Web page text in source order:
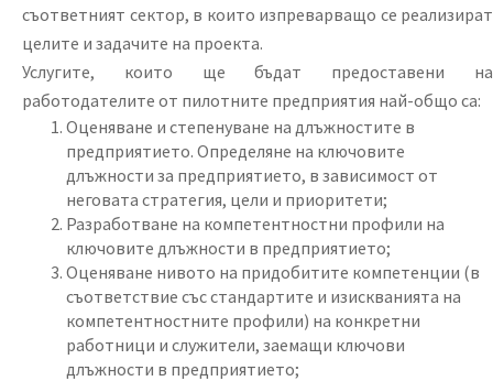
съответният сектор, в които изпреварващо се реализират
целите и задачите на проекта.
Услугите, които ще бъдат предоставени на
работодателите от пилотните предприятия най-общо са:
Оценяване и степенуване на длъжностите в
предприятието. Определяне на ключовите
длъжности за предприятието, в зависимост от
неговата стратегия, цели и приоритети;
Разработване на компетентностни профили на
ключовите длъжности в предприятието;
Оценяване нивото на придобитите компетенции (в
съответствие със стандартите и изискванията на
компетентностните профили) на конкретни
работници и служители, заемащи ключови
длъжности в предприятието;